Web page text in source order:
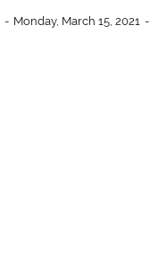
Monday, March 15, 2021